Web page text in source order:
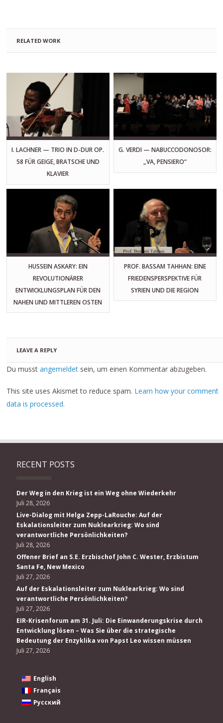
RELATED WORK
I. LACHNER — TRIO IN D-DUR OP.
58 FÜR GEIGE, BRATSCHE UND
KLAVIER
G. VERDI — NABUCCODONOSOR:
„VA, PENSIERO“
HUSSEIN ASKARY: EIN
REVOLUTIONÄRER
ENTWICKLUNGSPLAN FÜR DEN
NAHEN UND MITTLEREN OSTEN
PROF. BASSAM TAHHAN: EINE
FRIEDENSPERSPEKTIVE FÜR
SYRIEN UND DIE REGION
LEAVE A REPLY
Du musstangemeldet sein, um einen Kommentar abzugeben.
This site uses Akismet to reduce spam. Learn how your comment
data is processed.
RECENT POSTS
Der Weg in den Krieg ist ein Weg ohne Wiederkehr
Juli 28, 2026
Live-Dialog mit Helga Zepp-LaRouche: Auf der
Eskalationsleiter zum Nuklearkrieg: Wo sind
verantwortliche Persönlichkeiten?
Juli 28, 2026
Offener Brief an S.E. Erzbischof John C. Wester, Erzbistum
Santa Fe, New Mexico
Juli 27, 2026
Auf der Eskalationsleiter zum Nuklearkrieg: Wo sind
verantwortliche Persönlichkeiten?
Juli 27, 2026
EIR-Krisenforum am 31. Juli: Die Einwanderungskrise durch
Entwicklung lösen – Was Sie über die strategische
Bedeutung der Enzyklika von Papst Leo wissen müssen
Juli 27, 2026
English
Français
Русский